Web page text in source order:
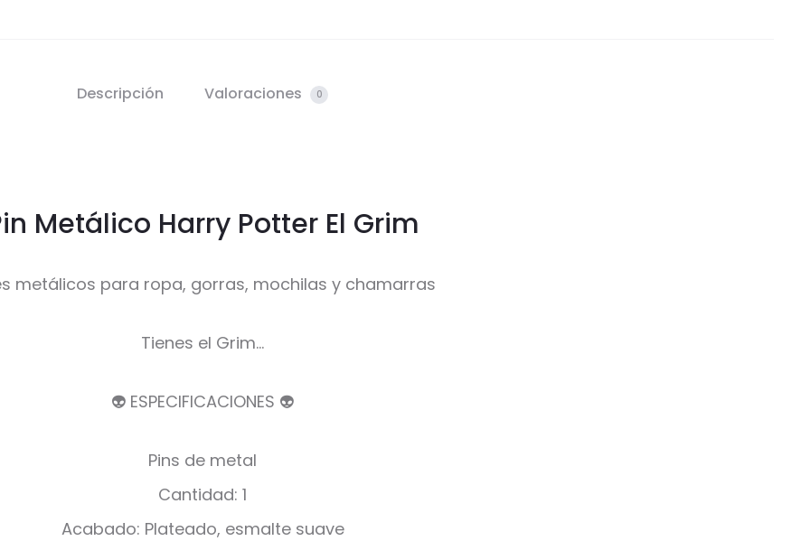
Descripción Valoraciones 0
Metálico Harry Potter El Grim
metálicos para ropa, gorras, mochilas y chamarras
Tienes el Grim…
👽 ESPECIFICACIONES 👽
Pins de metal
Cantidad: 1
Acabado: Plateado, esmalte suave